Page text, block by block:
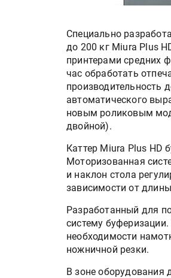
Специально
до 200 кг Miura Plus
принтерами средних
час обработать
производительность
автоматического
новым роликовым
двойной).
Каттер Miura Plus HD
Моторизованная
и наклон стола
зависимости от
Разработанный для
систему
необходимости
ножничной резки.
В зоне оборудования